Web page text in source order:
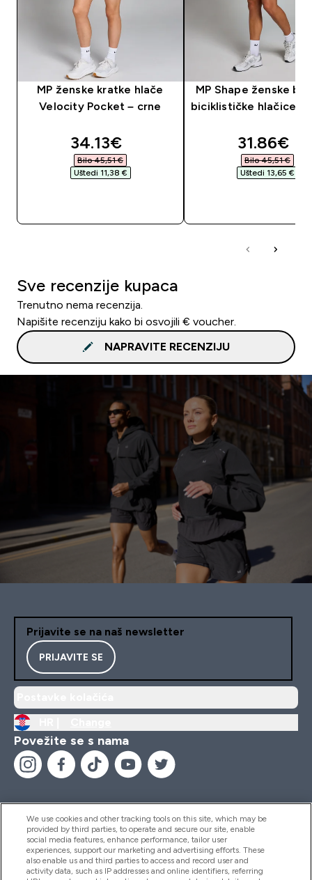
MP ženske kratke hlače
Velocity Pocket – crne
discounted price
34.13€‎
Bilo 45,51 €‎
Uštedi 11,38 €‎
MP Shape ženske
biciklističke hlačice –
31.86€‎
Bilo 45,51 €‎
Uštedi 13,65 €‎
Sve recenzije kupaca
Trenutno nema recenzija.
Napišite recenziju kako bi osvojili € voucher.
NAPRAVITE RECENZIJU
Prijavite se na naš newsletter
PRIJAVITE SE
Povežite se s nama
Pomoć I Informacije
We use cookies and other tracking tools on this site, which may be
provided by third parties, to operate and secure our site, enable
social media features, enhance performance, tailor user
experiences, support our marketing and advertising efforts. These
also enable us and third parties to access and record user and
activity data, such as IP addresses and online identifiers, referring